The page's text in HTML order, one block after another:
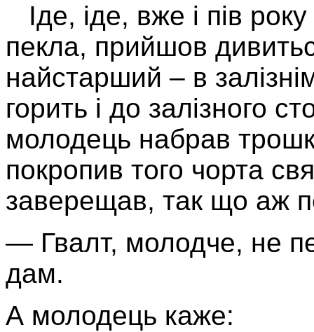
Іде, іде, вже і пів
пекла, прийшов
найстарший – в
горить і до залізного
молодець набрав
покропив того чорта
заверещав, так що аж
— Гвалт, молодче, не
дам.
А молодець каже: